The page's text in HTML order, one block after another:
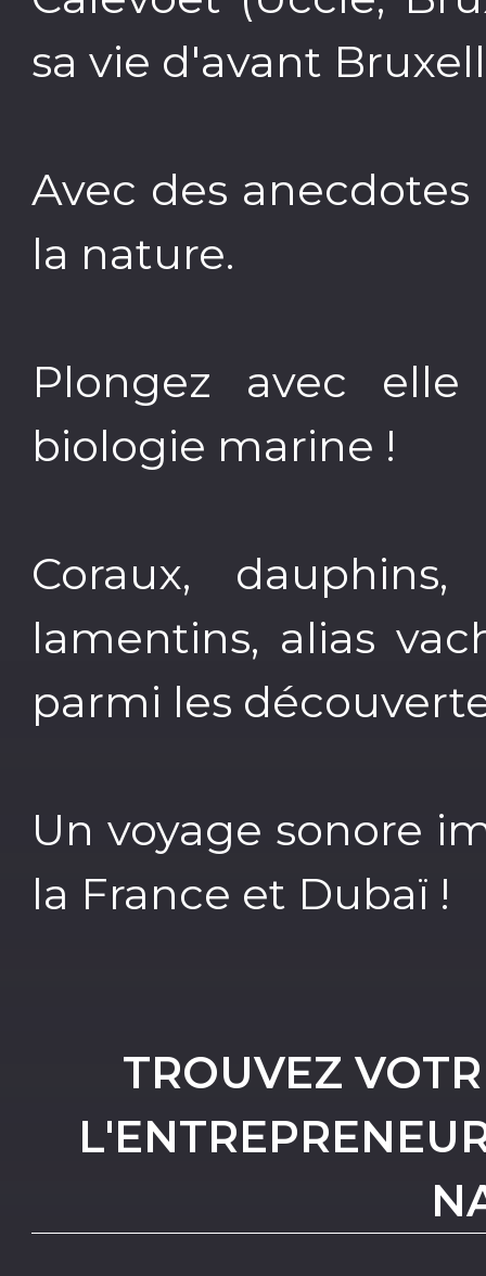
sa vie d'avant
Avec des
la nature.
Plongez avec
biologie marine !
Coraux,
lamentins, alias
parmi les
Un voyage sonore
la France et Dubaï !
TROUVEZ